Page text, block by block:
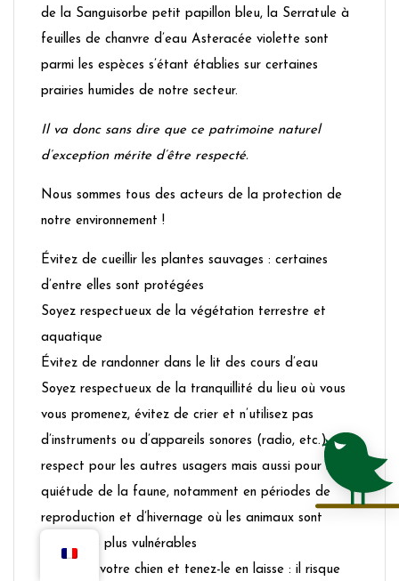
de la Sanguisorbe petit papillon bleu, la Serratule à
feuilles de chanvre d’eau Asteracée violette sont
parmi les espèces s’étant établies sur certaines
prairies humides de notre secteur.
Il va donc sans dire que ce patrimoine naturel
d’exception mérite d’être respecté.
Nous sommes tous des acteurs de la protection de
notre environnement !
Évitez de cueillir les plantes sauvages : certaines
d’entre elles sont protégées
Soyez respectueux de la végétation terrestre et
aquatique
Évitez de randonner dans le lit des cours d’eau
Soyez respectueux de la tranquillité du lieu où vous
vous promenez, évitez de crier et n’utilisez pas
d’instruments ou d’appareils sonores (radio, etc.), par
respect pour les autres usagers mais aussi pour la
quiétude de la faune, notamment en périodes de
reproduction et d’hivernage où les animaux sont
beaucoup plus vulnérables
Surveillez votre chien et tenez-le en laisse : il risque